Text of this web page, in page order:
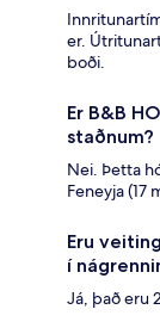
er.
boði.
Er B&B
staðnum?
Nei. Þetta
Feneyja (17
Eru
í
Já, það eru